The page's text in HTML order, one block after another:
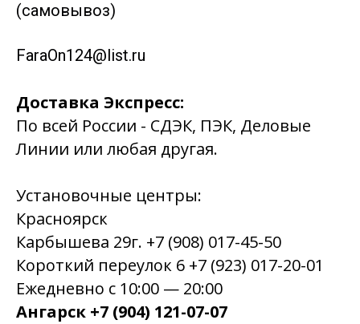
(самовывоз)
FaraOn124@list.ru
Доставка Экспресс:
По всей России - СДЭК, ПЭК, Деловые
Линии или любая другая.
Установочные центры:
Красноярск
Карбышева 29г. +7 (908) 017-45-50
Короткий переулок 6 +7 (923) 017-20-01
Ежедневно с 10:00 — 20:00
Ангарск +7 (904) 121-07-07